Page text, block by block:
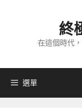
內
終
在這個時代
選單